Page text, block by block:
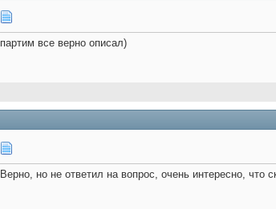
партим все верно описал)
Верно, но не ответил на вопрос, очень интересно, что